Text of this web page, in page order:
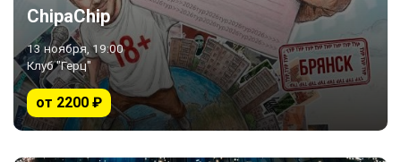
ChipaChip
13 ноября, 19:00
Клуб "Герц"
от 2200 ₽